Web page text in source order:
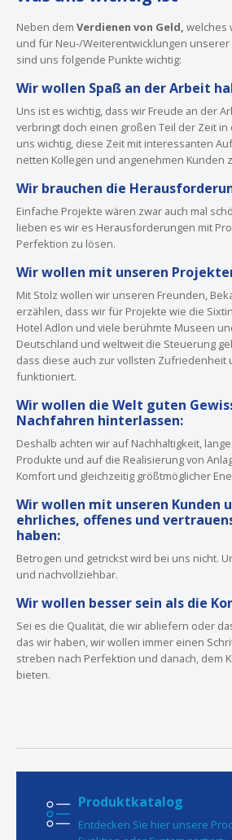
Neben dem Verdienen von Geld, welches
und für Neu-/Weiterentwicklungen
sind uns folgende Punkte wichtig:
Wir wollen Spaß an der Arbeit
Uns ist es wichtig, dass wir Freude an der
verbringt doch einen großen Teil der Zeit in
uns wichtig, diese Zeit mit interessanten
netten Kollegen und angenehmen Kunden
Wir brauchen die
Einfache Projekte wären zwar auch mal
lieben es wir es Herausforderungen mit
Perfektion zu lösen.
Wir wollen mit unseren
Mit Stolz wollen wir unseren Freunden,
erzählen, dass wir für Projekte wie die
Hotel Adlon und viele berühmte Museen
Deutschland und weltweit die Steuerung
dass diese auch zur vollsten Zufriedenheit
funktioniert.
Wir wollen die Welt guten
Nachfahren hinterlassen:
Deshalb achten wir auf Nachhaltigkeit,
Produkte und auf die Realisierung von
Komfort und gleichzeitig größtmöglicher
Wir wollen mit unseren Kunden
ehrliches, offenes und
haben:
Betrogen und getrickst wird bei uns nicht.
und nachvollziehbar.
Wir wollen besser sein als die
Sei es die Qualität, die wir abliefern oder
das wir haben, wir wollen immer einen
streben nach Perfektion und danach, dem
bieten.
Produktkatalog
Entdecken Sie hier unsere